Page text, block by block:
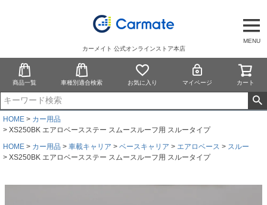
MENU
カーメイト 公式オンラインストア本店
商品一覧 車種別適合検索 お気に入り マイページ カート
HOME
カー用品
XS250BK エアロベースステー スムースルーフ用 スルータイプ
HOME
カー用品 車載キャリア ベースキャリア エアロベース
スルー
XS250BK エアロベースステー スムースルーフ用 スルータイプ